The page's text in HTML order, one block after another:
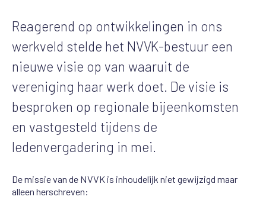
Reagerend op ontwikkelingen in ons
werkveld stelde het NVVK-bestuur een
nieuwe visie op van waaruit de
vereniging haar werk doet. De visie is
besproken op regionale bijeenkomsten
en vastgesteld tijdens de
ledenvergadering in mei.
De missie van de NVVK is inhoudelijk niet gewijzigd maar
alleen herschreven: